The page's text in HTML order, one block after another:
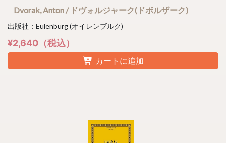
Dvorak, Anton / ドヴォルジャーク(ドボルザーク)
出版社：Eulenburg (オイレンブルク)
¥2,640（税込）
カートに追加